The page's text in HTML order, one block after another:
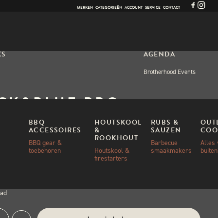
MERKEN CATEGORIEËN ACCOUNT SERVICE CONTACT
BBQ
ACCESSOIRES
BBQ gear &
toebehoren
HOUTSKOOL
&
ROOKHOUT
Houtskool &
firestarters
RUBS &
SAUZEN
Barbecue
smaakmakers
Alles
AGENDA
Brotherhood Events
BBQ
klantbeoordeling)